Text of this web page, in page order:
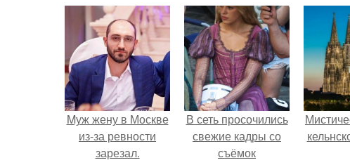
Mуж жену в Москве
из-за ревности
зарезал.
В сеть просочились
свежие кадры со
съёмок